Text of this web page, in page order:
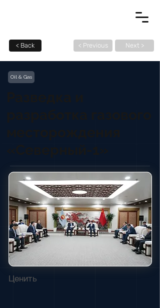
< Back < Previous Next >
Oil & Gas
Ценить